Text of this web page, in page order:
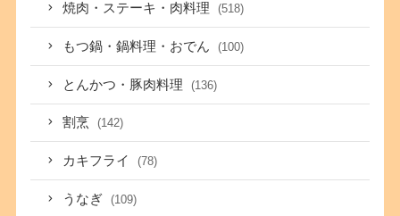
焼肉・ステーキ・肉料理 (518)
もつ鍋・鍋料理・おでん (100)
とんかつ・豚肉料理 (136)
割烹 (142)
カキフライ (78)
うなぎ (109)